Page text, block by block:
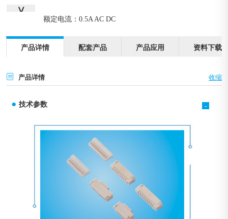
∨
额定电流：0.5A AC DC
产品详情 配套产品 产品应用 资料下载
产品详情
-
技术参数